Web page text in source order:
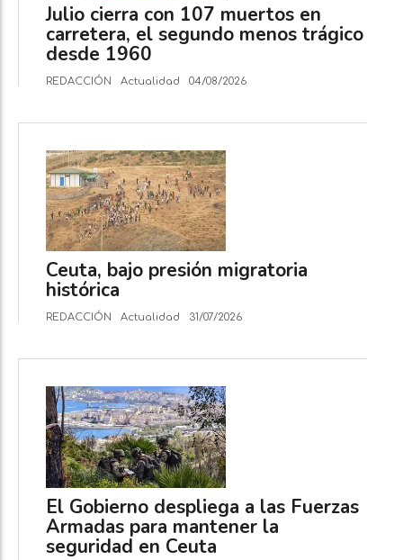
Julio cierra con 107 muertos en
carretera, el segundo menos trágico
desde 1960
REDACCIÓN Actualidad 04/08/2026
Ceuta, bajo presión migratoria
histórica
REDACCIÓN Actualidad 31/07/2026
El Gobierno despliega a las Fuerzas
Armadas para mantener la
seguridad en Ceuta